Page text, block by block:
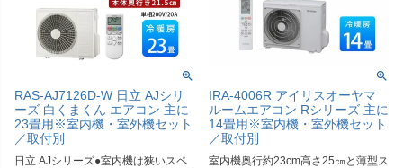
RAS-AJ7126D-W 日立 AJシリ
ーズ 白くまくん エアコン 主に
23畳用※室内機・室外機セット
／取付別
日立 AJシリーズ●室内機は狭いスペ
IRA-4006R アイリスオーヤマ
ルームエアコン Rシリーズ 主に
14畳用※室内機・室外機セット
／取付別
室内機奥行約23cm高さ25㎝と薄型ス